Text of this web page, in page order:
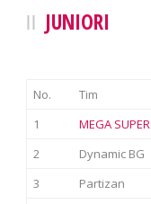
JUNIORI
No. Tim
1
MEGA SUPER
2
Dynamic BG
3
Partizan